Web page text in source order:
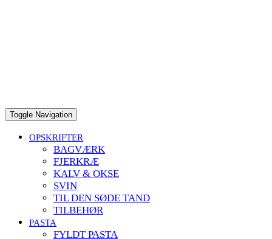
Toggle Navigation
OPSKRIFTER
BAGVÆRK
FJERKRÆ
KALV & OKSE
SVIN
TIL DEN SØDE TAND
TILBEHØR
PASTA
FYLDT PASTA